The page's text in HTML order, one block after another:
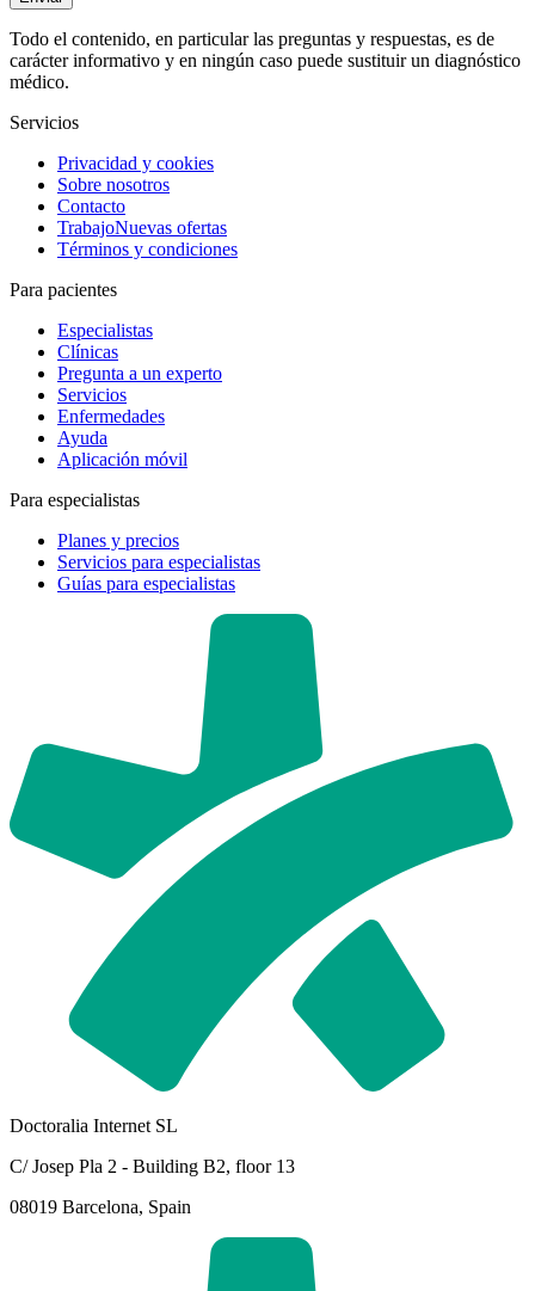
Todo el contenido, en particular las preguntas y respuestas, es de
carácter informativo y en ningún caso puede sustituir un diagnóstico
médico.
Servicios
Privacidad y cookies
Sobre nosotros
Contacto
TrabajoNuevas ofertas
Términos y condiciones
Para pacientes
Especialistas
Clínicas
Pregunta a un experto
Servicios
Enfermedades
Ayuda
Aplicación móvil
Para especialistas
Planes y precios
Servicios para especialistas
Guías para especialistas
Doctoralia Internet SL
C/ Josep Pla 2 - Building B2, floor 13
08019 Barcelona, Spain